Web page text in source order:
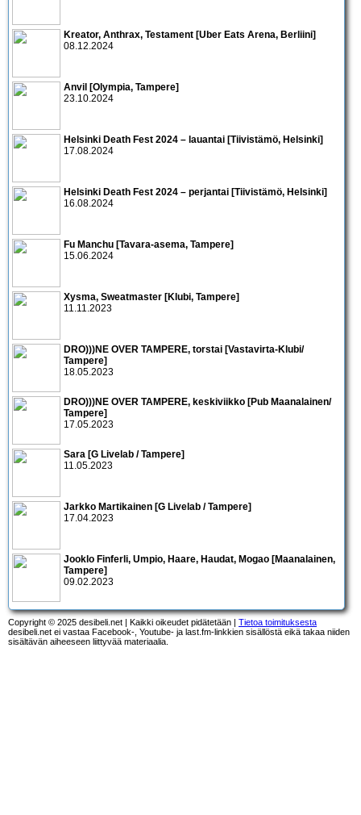
Kreator, Anthrax, Testament [Uber Eats Arena, Berliini]
08.12.2024
Anvil [Olympia, Tampere]
23.10.2024
Helsinki Death Fest 2024 – lauantai [Tiivistämö, Helsinki]
17.08.2024
Helsinki Death Fest 2024 – perjantai [Tiivistämö, Helsinki]
16.08.2024
Fu Manchu [Tavara-asema, Tampere]
15.06.2024
Xysma, Sweatmaster [Klubi, Tampere]
11.11.2023
DRO)))NE OVER TAMPERE, torstai [Vastavirta-Klubi/
Tampere]
18.05.2023
DRO)))NE OVER TAMPERE, keskiviikko [Pub Maanalainen/
Tampere]
17.05.2023
Sara [G Livelab / Tampere]
11.05.2023
Jarkko Martikainen [G Livelab / Tampere]
17.04.2023
Jooklo Finferli, Umpio, Haare, Haudat, Mogao [Maanalainen,
Tampere]
09.02.2023
Copyright © 2025 desibeli.net | Kaikki oikeudet pidätetään | Tietoa toimituksesta
desibeli.net ei vastaa Facebook-, Youtube- ja last.fm-linkkien sisällöstä eikä takaa niiden
sisältävän aiheeseen liittyvää materiaalia.